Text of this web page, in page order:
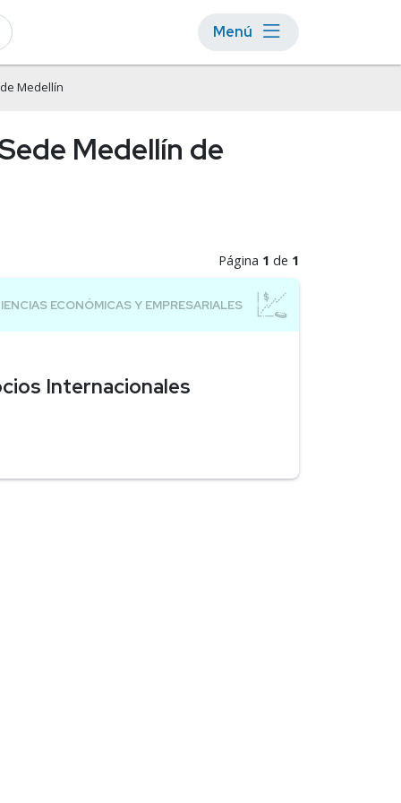
Menú
Medellín
Medellín de
Página 1 de 1
Internacionales